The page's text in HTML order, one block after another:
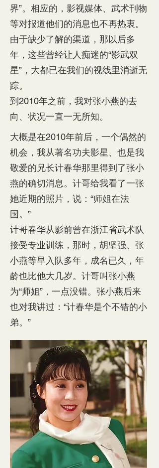
界”。相应的，影视媒体、武术刊物
等对报道他们的消息也不再热衷。
由于缺少了解的渠道，那以后多
年，这些曾经让人痴迷的“影武双
星”，大都已在我们的视线里消逝无
踪。
到2010年之前，我对张小燕的去
向、状况一直一无所知。
大概是在2010年前后，一个偶然的
机会，我从著名功夫影星、也是我
敬爱的兄长计春华那里得到了张小
燕的确切消息。计哥给我看了一张
她近期的照片，说：“师姐在法
国。”
计哥春华从影前曾在浙江省武术队
接受专业训练，那时，胡坚强、张
小燕等早入队多年，成名已久，年
龄也比他大几岁。计哥叫张小燕
为“师姐”，一点没错。张小燕后来
也对我讲过：“计春华是个不错的小
弟。”